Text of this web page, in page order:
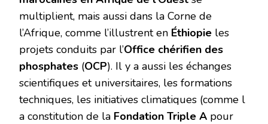
multiplient, mais aussi dans la Corne de
l’Afrique, comme l’illustrent en Éthiopie les
projets conduits par l’Office chérifien des
phosphates (OCP). Il y a aussi les échanges
scientifiques et universitaires, les formations
techniques, les initiatives climatiques (comme l​
a constitution de la Fondation Triple A pour